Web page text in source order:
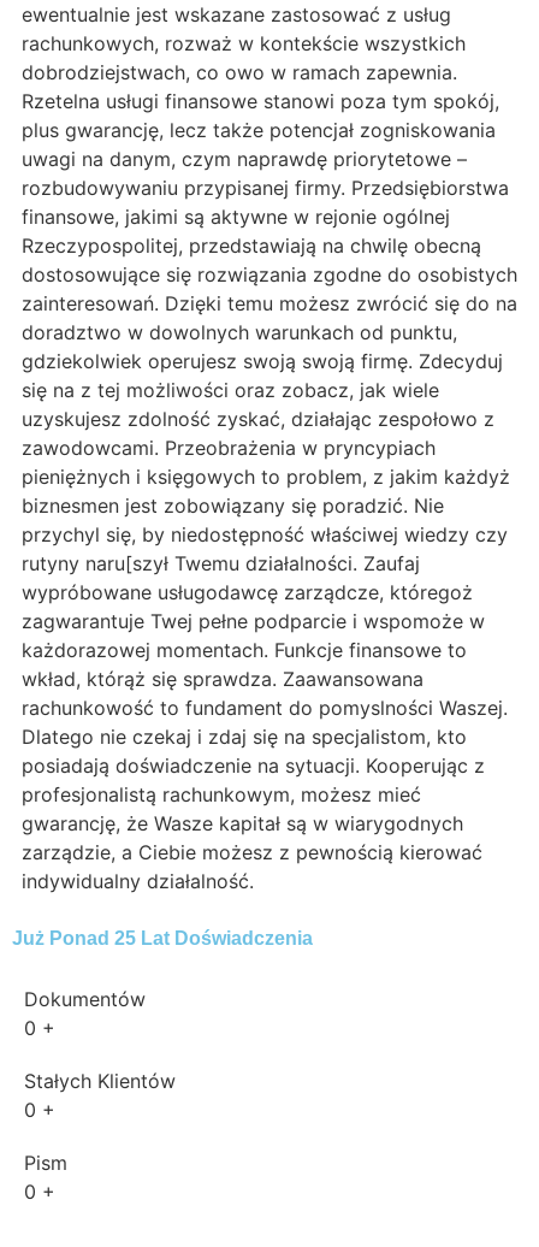
ewentualnie jest wskazane zastosować z usług
rachunkowych, rozważ w kontekście wszystkich
dobrodziejstwach, co owo w ramach zapewnia.
Rzetelna usługi finansowe stanowi poza tym spokój,
plus gwarancję, lecz także potencjał zogniskowania
uwagi na danym, czym naprawdę priorytetowe –
rozbudowywaniu przypisanej firmy. Przedsiębiorstwa
finansowe, jakimi są aktywne w rejonie ogólnej
Rzeczypospolitej, przedstawiają na chwilę obecną
dostosowujące się rozwiązania zgodne do osobistych
zainteresowań. Dzięki temu możesz zwrócić się do na
doradztwo w dowolnych warunkach od punktu,
gdziekolwiek operujesz swoją swoją firmę. Zdecyduj
się na z tej możliwości oraz zobacz, jak wiele
uzyskujesz zdolność zyskać, działając zespołowo z
zawodowcami. Przeobrażenia w pryncypiach
pieniężnych i księgowych to problem, z jakim każdyż
biznesmen jest zobowiązany się poradzić. Nie
przychyl się, by niedostępność właściwej wiedzy czy
rutyny naru[szył Twemu działalności. Zaufaj
wypróbowane usługodawcę zarządcze, któregoż
zagwarantuje Twej pełne podparcie i wspomoże w
każdorazowej momentach. Funkcje finansowe to
wkład, którąż się sprawdza. Zaawansowana
rachunkowość to fundament do pomyslności Waszej.
Dlatego nie czekaj i zdaj się na specjalistom, kto
posiadają doświadczenie na sytuacji. Kooperując z
profesjonalistą rachunkowym, możesz mieć
gwarancję, że Wasze kapitał są w wiarygodnych
zarządzie, a Ciebie możesz z pewnością kierować
indywidualny działalność.
Już Ponad 25 Lat Doświadczenia
Dokumentów
0 +
Stałych Klientów
0 +
Pism
0 +